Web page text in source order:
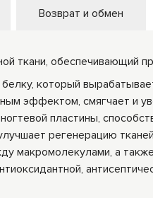
Возврат и обмен
ткани, обеспечивающий
который
эффектом, смягчает и
пластины,
регенерацию
макромолекулами, а